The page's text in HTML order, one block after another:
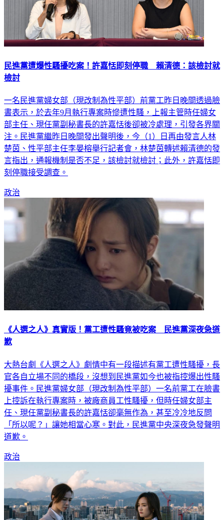
民進黨遭爆性騷擾吃案！許嘉恬即刻停職 賴清德：該檢討就
檢討
一名民進黨婦女部（現改制為性平部）前黨工昨日晚間透過臉
書表示，於去年9月執行專案時慘遭性騷，上報主管時任婦女
部主任、現任黨副秘書長的許嘉恬後卻被冷處理，引發各界關
注。民進黨繼昨日晚間發出聲明後，今（1）日再由發言人林
楚茵、性平部主任李晏榕舉行記者會，林楚茵轉述賴清德的發
言指出，通報機制是否不足，該檢討就檢討；此外，許嘉恬即
刻停職接受調查。
政治
《人選之人》真實版！黨工遭性騷竟被吃案 民進黨深夜急道
歉
大熱台劇《人選之人》劇情中有一段描述有黨工遭性騷擾，長
官各自立場不同的橋段，沒想到民進黨如今也被指控爆出性騷
擾事件。民進黨婦女部（現改制為性平部）一名前黨工在臉書
上控訴在執行專案時，被廠商員工性騷擾，但時任婦女部主
任、現任黨副秘書長的許嘉恬卻毫無作為，甚至冷冷地反問
「所以呢？」讓她相當心寒。對此，民進黨中央深夜急發聲明
道歉。
政治